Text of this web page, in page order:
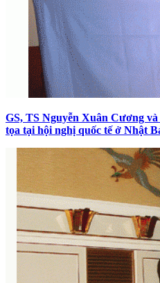
GS, TS Nguyễn Xuân Cương
tọa tại hội nghị quốc tế ở Nhật